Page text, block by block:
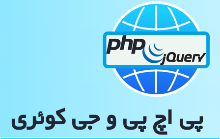
پی اچ پی و جی كوئری